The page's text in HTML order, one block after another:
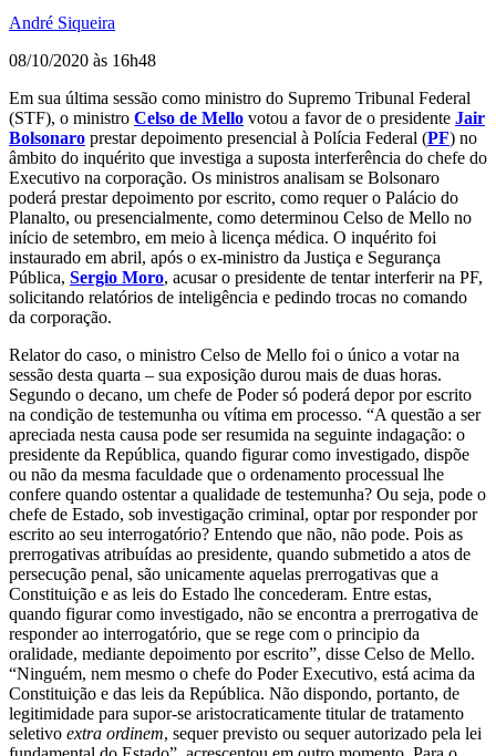
André Siqueira
08/10/2020 às 16h48
Em sua última sessão como ministro do Supremo Tribunal Federal
(STF), o ministro Celso de Mello votou a favor de o presidente Jair
Bolsonaro prestar depoimento presencial à Polícia Federal (PF) no
âmbito do inquérito que investiga a suposta interferência do chefe do
Executivo na corporação. Os ministros analisam se Bolsonaro
poderá prestar depoimento por escrito, como requer o Palácio do
Planalto, ou presencialmente, como determinou Celso de Mello no
início de setembro, em meio à licença médica. O inquérito foi
instaurado em abril, após o ex-ministro da Justiça e Segurança
Pública, Sergio Moro, acusar o presidente de tentar interferir na PF,
solicitando relatórios de inteligência e pedindo trocas no comando
da corporação.
Relator do caso, o ministro Celso de Mello foi o único a votar na
sessão desta quarta – sua exposição durou mais de duas horas.
Segundo o decano, um chefe de Poder só poderá depor por escrito
na condição de testemunha ou vítima em processo. “A questão a ser
apreciada nesta causa pode ser resumida na seguinte indagação: o
presidente da República, quando figurar como investigado, dispõe
ou não da mesma faculdade que o ordenamento processual lhe
confere quando ostentar a qualidade de testemunha? Ou seja, pode o
chefe de Estado, sob investigação criminal, optar por responder por
escrito ao seu interrogatório? Entendo que não, não pode. Pois as
prerrogativas atribuídas ao presidente, quando submetido a atos de
persecução penal, são unicamente aquelas prerrogativas que a
Constituição e as leis do Estado lhe concederam. Entre estas,
quando figurar como investigado, não se encontra a prerrogativa de
responder ao interrogatório, que se rege com o principio da
oralidade, mediante depoimento por escrito”, disse Celso de Mello.
“Ninguém, nem mesmo o chefe do Poder Executivo, está acima da
Constituição e das leis da República. Não dispondo, portanto, de
legitimidade para supor-se aristocraticamente titular de tratamento
seletivo extra ordinem, sequer previsto ou sequer autorizado pela lei